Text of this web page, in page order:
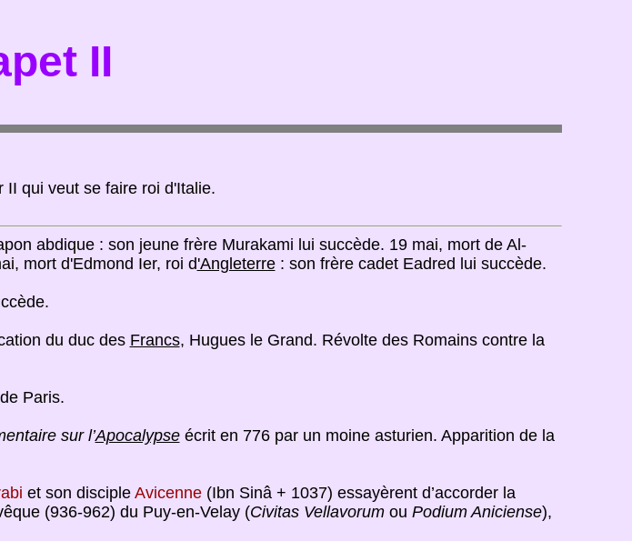
II
qui veut se faire roi d'Italie.
abdique : son jeune frère Murakami lui succède. 19 mai, mort de Al-
mort d'Edmond Ier, roi d'Angleterre: son frère cadet Eadred lui succède.
du duc des Francs, Hugues le Grand. Révolte des Romains contre la
Paris.
sur l’Apocalypseécrit en 776 par un moine asturien. Apparition de la
et son disciple Avicenne(Ibn Sinâ + 1037) essayèrent d’accorder la
(936-962) du Puy-en-Velay (Civitas Vellavorumou Podium Aniciense),